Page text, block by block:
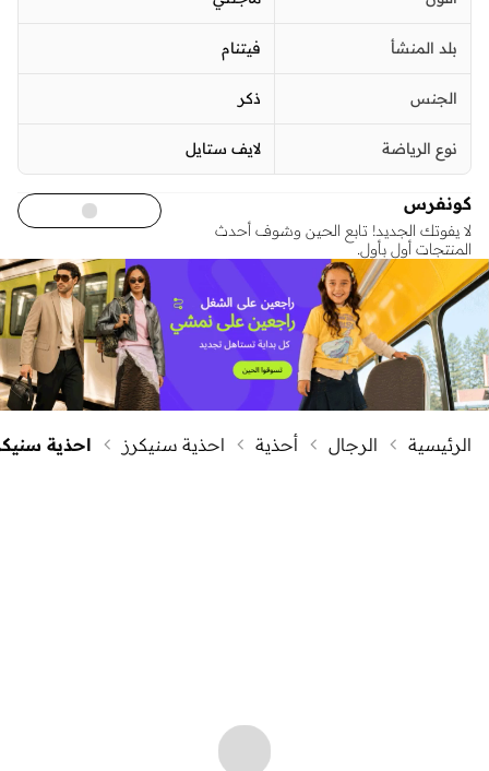
بلد المنشأ فيتنام
الجنس ذكر
نوع الرياضة لايف ستايل
كونفرس
لا يفوتك الجديد! تابع الحين وشوف أحدث
المنتجات أول بأول.
الرئيسية الرجال أحذية احذية سنيكرز احذية